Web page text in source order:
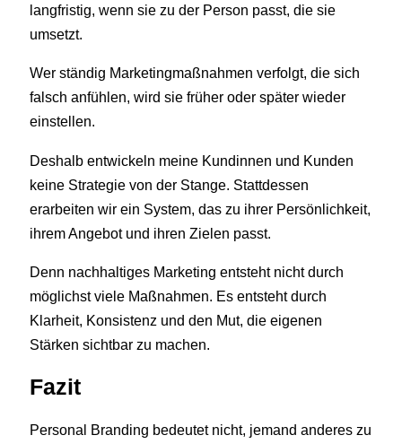
langfristig, wenn sie zu der Person passt, die sie
umsetzt.
Wer ständig Marketingmaßnahmen verfolgt, die sich
falsch anfühlen, wird sie früher oder später wieder
einstellen.
Deshalb entwickeln meine Kundinnen und Kunden
keine Strategie von der Stange. Stattdessen
erarbeiten wir ein System, das zu ihrer Persönlichkeit,
ihrem Angebot und ihren Zielen passt.
Denn nachhaltiges Marketing entsteht nicht durch
möglichst viele Maßnahmen. Es entsteht durch
Klarheit, Konsistenz und den Mut, die eigenen
Stärken sichtbar zu machen.
Fazit
Personal Branding bedeutet nicht, jemand anderes zu